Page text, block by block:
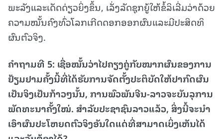
ພະລັງແລະເດັດດ່ຽວຍິ່ງຂຶ້ນ, ເລັ່ງລັດຊຸກຍູ້ໃຫ້ຂໍ້ລິເລີ່ມວ່າດ້ວຍ
ຄວາມໝັ້ນຄົງທົ່ວໂລກເກີດດອກອອກຜົນແລະມີປະສິດທິ
ຜົນຕົວຈິງ.
ຄຳຖາມທີ 5: ເຊື່ອໝັ້ນວ່າໄປຄຽງຄູ່ກັບໝາກຜົນຂອງການ
ຢ້ຽມຢາມຄັ້ງນີ້ທີ່ໄດ້ຮັບການຈັດຕັ້ງປະຕິບັດໃຫ້ປາກົດຜົນ
ເປັນຈິງເປັນກ້າວໆນັ້ນ, ການພົວພັນຈີນ-ລາວຈະບັນລຸການ
ພັດທະນາຄັ້ງໃໝ່. ສຳລັບປະຊາຊົນລາວແລ້ວ, ສິ່ງນີ້ຈະນຳ
ເອົາຜົນປະໂຫຍດຕົວຈິງອັນໃດແດ່ທີ່ສາມາດເບິ່ງເຫັນໄດ້